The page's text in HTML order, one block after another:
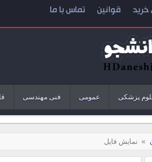
خرید قوانین تماس با ما
پزشکی عمومی فنی مهندسی
» نمایش فایل